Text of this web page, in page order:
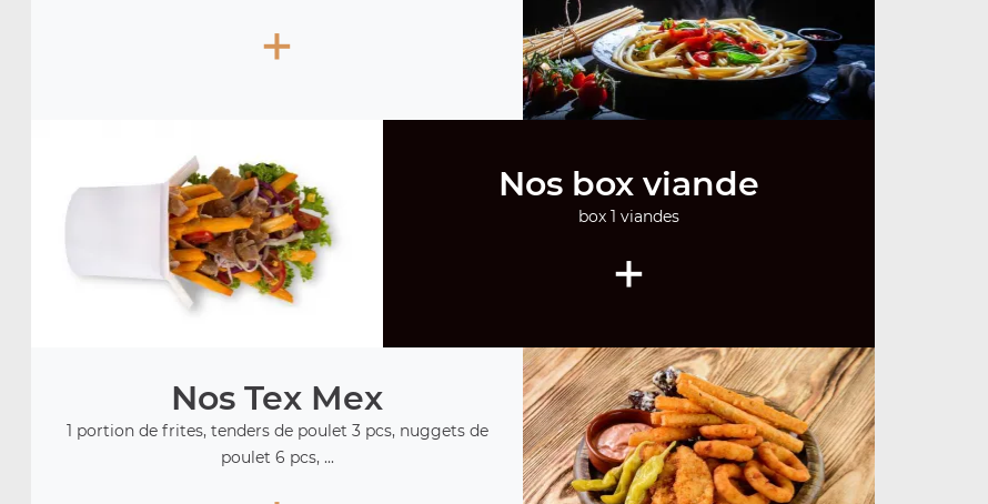
+
Nos box viande
box 1 viandes
+
Nos Tex Mex
1 portion de frites, tenders de poulet 3 pcs, nuggets de
poulet 6 pcs, ...